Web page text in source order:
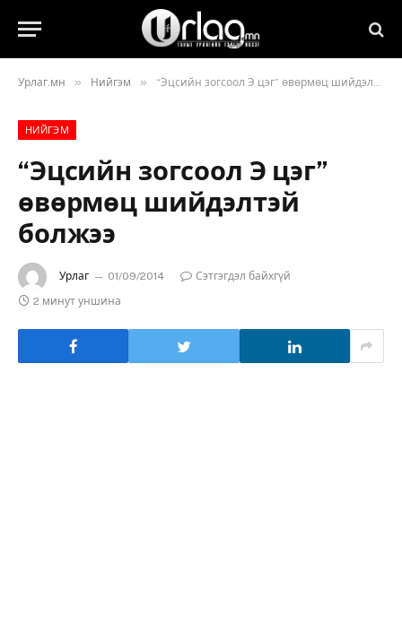
Урлаг.мн » Нийгэм » “Эцсийн зогсоол Э цэг” өвөрмөц шийдэлтэй болжээ
НИЙГЭМ
“Эцсийн зогсоол Э цэг”
өвөрмөц шийдэлтэй
болжээ
Урлаг 01/09/2014
Сэтгэгдэл байхгүй
2 минут уншина